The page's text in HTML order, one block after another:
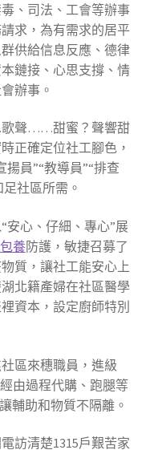
、司法、工會等辦事
求，為有需求的居平
供給信息反應、德律
鏈接、心思支撐、情
辦事。
聲……甜蜜？聲響甜
正確定位社工腳色，
員”“教導員”“排查
社區所需。
安心、仔細、專心”展
包養防護，敏捷召募了
質，讓社工能安心上
北籍產婦在社區醫學
資本，設定廚師特別
區來穗職員，進級
由過程代購、跑腿等
輔助和物質不隔離。
訪清楚1315戶艱苦家